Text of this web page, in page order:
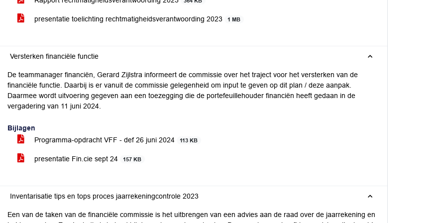
presentatie toelichting rechtmatigheidsverantwoording 2023 1 MB
Versterken financiële functie
De teammanager financiën, Gerard Zijlstra informeert de commissie over het traject voor het versterken van de
financiële functie. Daarbij is er vanuit de commissie gelegenheid om input te geven op dit plan / deze aanpak.
Daarmee wordt uitvoering gegeven aan een toezegging die de portefeuillehouder financiën heeft gedaan in de
vergadering van 11 juni 2024.
Bijlagen
Programma-opdracht VFF - def 26 juni 2024
113 KB
presentatie Fin.cie sept 24 157 KB
Inventarisatie tips en tops proces jaarrekeningcontrole 2023
Een van de taken van de financiële commissie is het uitbrengen van een advies aan de raad over de jaarrekening en